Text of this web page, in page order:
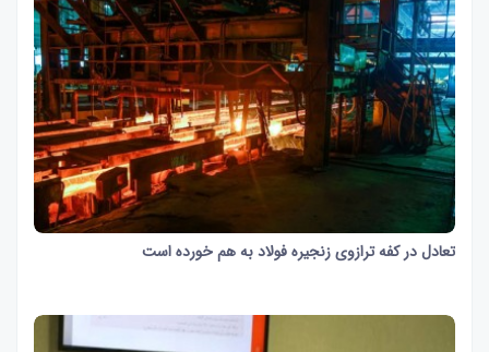
51 ثانیه
995
تعادل در کفه ترازوی زنجیره فولاد به هم خورده است